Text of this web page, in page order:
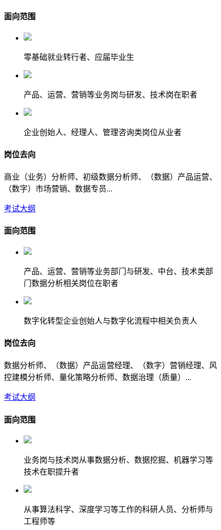
面向范围
零基础就业转行者、应届毕业生
产品、运营、营销等业务岗与研发、技术岗在职者
企业创始人、经理人、管理咨询类岗位从业者
岗位去向
商业（业务）分析师、初级数据分析师、（数据）产品运营、
（数字）市场营销、数据专员...
考试大纲
面向范围
产品、运营、营销等业务部门与研发、中台、技术类部
门数据分析相关岗位在职者
数字化转型企业创始人与数字化流程中相关负责人
岗位去向
数据分析师、（数据）产品运营经理、（数字）营销经理、风
控建模分析师、量化策略分析师、数据治理（质量）...
考试大纲
面向范围
业务岗与技术岗从事数据分析、数据挖掘、机器学习等
技术在职提升者
从事算法科学、深度学习等工作的科研人员、分析师与
工程师等